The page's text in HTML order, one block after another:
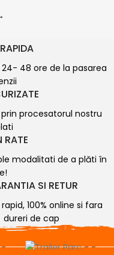
48 ore de la pasarea
procesatorul nostru
RATE
modalitati de a plăti în
SI RETUR
100% online si fara
dureri de cap